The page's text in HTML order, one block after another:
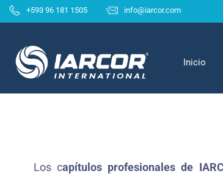
+593 96 181 1505 info@iarcor.com
Inicio
Los capítulos profesionales de